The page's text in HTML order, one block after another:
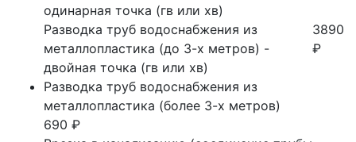
одинарная точка (гв или хв)
Разводка труб водоснабжения из
металлопластика (до 3-х метров) -
двойная точка (гв или хв)
3890
₽
Разводка труб водоснабжения из
металлопластика (более 3-х метров)
690 ₽